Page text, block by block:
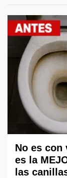
No es con
es la
las